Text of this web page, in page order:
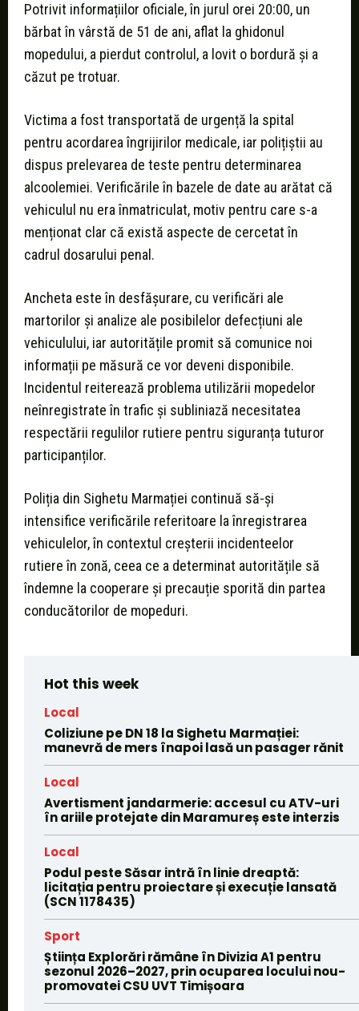
Potrivit informațiilor oficiale, în jurul orei 20:00, un
bărbat în vârstă de 51 de ani, aflat la ghidonul
mopedului, a pierdut controlul, a lovit o bordură și a
căzut pe trotuar.
Victima a fost transportată de urgență la spital
pentru acordarea îngrijirilor medicale, iar polițiștii au
dispus prelevarea de teste pentru determinarea
alcoolemiei. Verificările în bazele de date au arătat că
vehiculul nu era înmatriculat, motiv pentru care s-a
menționat clar că există aspecte de cercetat în
cadrul dosarului penal.
Ancheta este în desfășurare, cu verificări ale
martorilor și analize ale posibilelor defecțiuni ale
vehiculului, iar autoritățile promit să comunice noi
informații pe măsură ce vor deveni disponibile.
Incidentul reiterează problema utilizării mopedelor
neînregistrate în trafic și subliniază necesitatea
respectării regulilor rutiere pentru siguranța tuturor
participanților.
Poliția din Sighetu Marmației continuă să-și
intensifice verificările referitoare la înregistrarea
vehiculelor, în contextul creșterii incidenteelor
rutiere în zonă, ceea ce a determinat autoritățile să
îndemne la cooperare și precauție sporită din partea
conducătorilor de mopeduri.
Hot this week
Local
Coliziune pe DN 18 la Sighetu Marmației:
manevră de mers înapoi lasă un pasager rănit
Local
Avertisment jandarmerie: accesul cu ATV-uri
în ariile protejate din Maramureș este interzis
Local
Podul peste Săsar intră în linie dreaptă:
licitația pentru proiectare și execuție lansată
(SCN 1178435)
Sport
Știința Explorări rămâne în Divizia A1 pentru
sezonul 2026–2027, prin ocuparea locului nou-
promovatei CSU UVT Timișoara